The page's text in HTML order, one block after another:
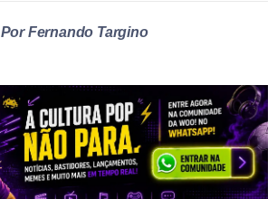
Por Fernando Targino